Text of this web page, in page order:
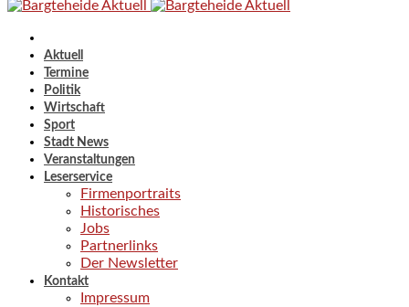
Aktuell
Termine
Politik
Wirtschaft
Sport
Stadt News
Veranstaltungen
Leserservice
Firmenportraits
Historisches
Jobs
Partnerlinks
Der Newsletter
Kontakt
Impressum